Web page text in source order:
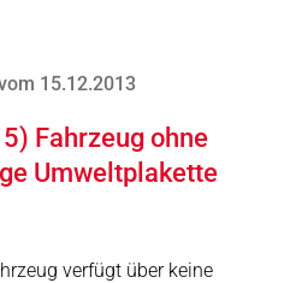
15.12.2013
Fahrzeug ohne
Umweltplakette
verfügt über keine